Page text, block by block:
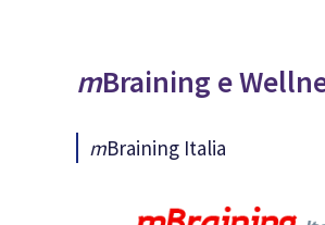
mBraining e
mBraining Italia